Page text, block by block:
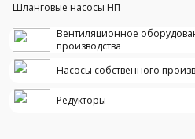
Шланговые насосы НП
Вентиляционное
производства
Насосы собственного
Редукторы